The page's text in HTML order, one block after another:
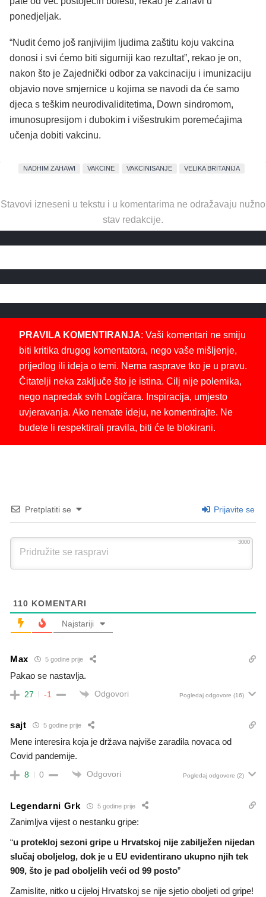
ponedjeljak.
“Nudit ćemo još ranjivijim ljudima zaštitu koju vakcina
donosi i svi ćemo biti sigurniji kao rezultat”, rekao je on,
nakon što je Zajednički odbor za vakcinaciju i imunizaciju
objavio nove smjernice u kojima se navodi da će samo
djeca s teškim neurodivaliditetima, Down sindromom,
imunosupresijom i dubokim i višestrukim poremećajima
učenja dobiti vakcinu.
NADHIM ZAHAWI VAKCINE VAKCINISANJE VELIKA BRITANIJA
Stavovi izneseni u tekstu i u komentarima ne odražavaju nužno
stav redakcije.
PRAVILA KOMENTIRANJA: Vaši komentari ne smiju
biti kritika drugog komentatora, nego vaše mišljenje,
prijedlog ili ideja o temi. Nema rasprave tko je u pravu.
Čitatelji neka zaključe što je istina. Cilj nije polemika,
nego napredak svih Logičara. Inspiracija, umjesto
uvjeravanja. Ako nemate ideju, ne komentirajte. Ne
budete li respektirali pravila, biti će te blokirani.
Pretplatiti se Prijavite se
3000
110 KOMENTARI
Najstariji
Max 5 godine prije
Pakao se nastavlja.
27 -1 Odgovori Pogledaj odgovore (16)
sajt 5 godine prije
Mene interesira koja je država najviše zaradila novaca od
Covid pandemije.
8 0 Odgovori Pogledaj odgovore (2)
Legendarni Grk 5 godine prije
Zanimljva vijest o nestanku gripe:
“u protekloj sezoni gripe u Hrvatskoj nije zabilježen nijedan
slučaj oboljelog, dok je u EU evidentirano ukupno njih tek
909, što je pad oboljelih veći od 99 posto”
Zamislite, nitko u cijeloj Hrvatskoj se nije sjetio oboljeti od gripe!